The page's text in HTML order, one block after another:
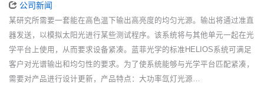
公司新闻
某研究所需要一套能在高色温下输出高亮度的均匀光源。输出将通过准直
器发送，以模拟太阳光进行某些测试程序。该系统将与其他单元一起在光
学平台上使用，从而要求设备紧凑。蓝菲光学的标准HELIOS系统可满足
客户对光谱输出和均匀性的要求。为了使系统能够与光学平台匹配紧凑，
需要对产品进行设计更新，产品特点：大功率氙灯光源…